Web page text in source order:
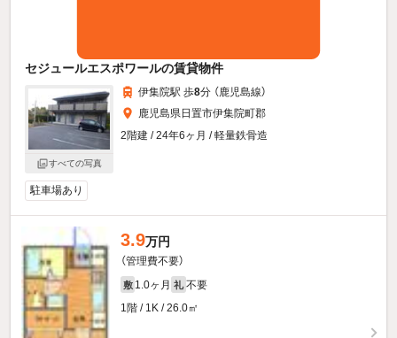
セジュールエスポワールの賃貸物件
すべての写真
伊集院駅 歩8分 （鹿児島線）
鹿児島県日置市伊集院町郡
2階建 / 24年6ヶ月 / 軽量鉄骨造
駐車場あり
3.9万円
（管理費不要）
敷 1.0ヶ月 礼 不要
1階 / 1K / 26.0㎡